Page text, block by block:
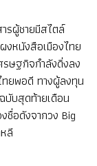
รผู้ชายมีสไตล์
งหนังสือเมืองไทย
ษฐกิจกำลังดิ่งลง
ยพอดี ทางผู้ลงทุน
บสุดท้ายเดือน
ชื่อดังจากวง Big
ลี